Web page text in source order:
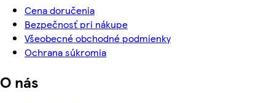
Cena doručenia
Bezpečnosť pri nákupe
Všeobecné obchodné podmienky
Ochrana súkromia
O nás